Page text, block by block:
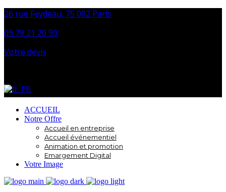
26 rue Feydeau, 75 002 Paris
09 79 21 20 90
Votre devis
ACCUEIL
Notre Offre
Accueil en entreprise
Accueil événementiel
Animation et promotion
Emargement Digital
Votre Image